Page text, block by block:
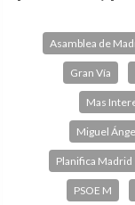
Asamblea de
Gran Vía
Mas
Miguel
Planifica Madrid
PSOE M